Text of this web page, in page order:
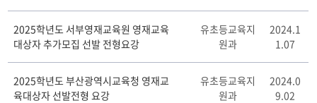
2025학년도 서부영재교육원 영재교육
대상자 추가모집 선발 전형요강
유초등교육지
원과
2024.1
1.07
2025학년도 부산광역시교육청 영재교
육대상자 선발전형 요강
유초등교육지
원과
2024.0
9.02